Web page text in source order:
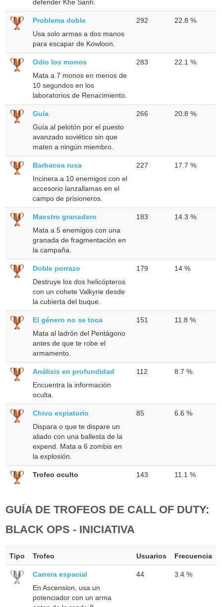
defender Khe Sanh.
Problema doble
Usa solo armas a dos manos
para escapar de Kowloon.
292 22.8 %
Odio los monos
Mata a 7 monos en menos de
10 segundos en los
laboratorios de Renacimiento.
283 22.1 %
Guía
Guía al pelotón por el puesto
avanzado soviético sin que
maten a ningún miembro.
266 20.8 %
Barbacoa rusa
Incinera a 10 enemigos con el
accesorio lanzallamas en el
campo de prisioneros.
227 17.7 %
Maestro granadero
Mata a 5 enemigos con una
granada de fragmentación en
la campaña.
183 14.3 %
Doble porrazo
Destruye los dos helicópteros
con un cohete Valkyrie desde
la cubierta del buque.
179 14 %
El género no se toca
Mata al ladrón del Pentágono
antes de que te robe el
armamento.
151 11.8 %
Análisis en profundidad
Encuentra la información
oculta.
112 8.7 %
Chivo expiatorio
Dispara o que te dispare un
aliado con una ballesta de la
expend. Mata a 6 zombis en
la explosión.
85 6.6 %
Trofeo oculto 143 11.1 %
GUÍA DE TROFEOS DE CALL OF DUTY:
BLACK OPS - INICIATIVA
Tipo Trofeo Usuarios Frecuencia
Carrera espacial
En Ascension, usa un
potenciador con un arma
44 3.4 %